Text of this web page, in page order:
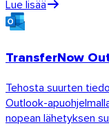
Laajennukset
Lue lisää
TransferNow
Tehosta suurten
Outlook-
nopean lähetyksen